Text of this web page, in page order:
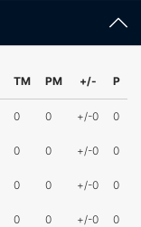
TM PM +/- P
0 0 +/-0 0
0 0 +/-0 0
0 0 +/-0 0
0 0 +/-0 0